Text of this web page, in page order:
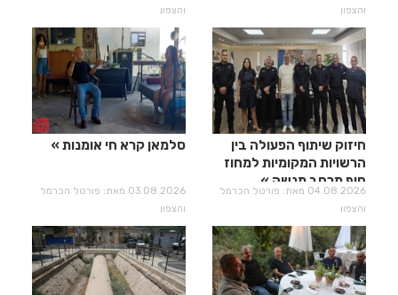
והצפון
והצפון
חיזוק שיתוף הפעולה בין
הרשויות המקומיות למחוז
חוף מרחב מנשה
04.08.2026 מאת: פורטל הכרמל
והצפון
סלמאן קרא חי אומנות
03.08.2026 מאת: פורטל הכרמל
והצפון